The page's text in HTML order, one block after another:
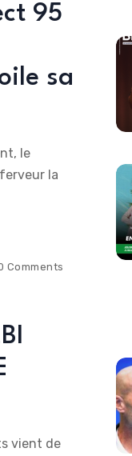
95
sa
le
la
Comments
vient de